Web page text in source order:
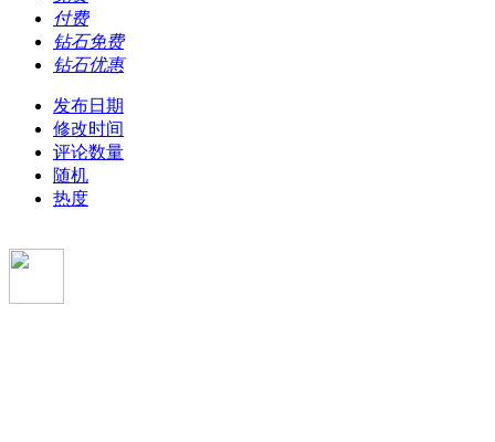
付费
钻石免费
钻石优惠
发布日期
修改时间
评论数量
随机
热度